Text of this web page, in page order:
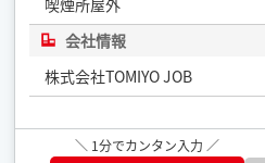
会社情報
株式会社TOMIYO JOB
＼ 1分でカンタン入力 ／